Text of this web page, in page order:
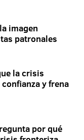
imagen
patronales
la crisis
y frena
por qué